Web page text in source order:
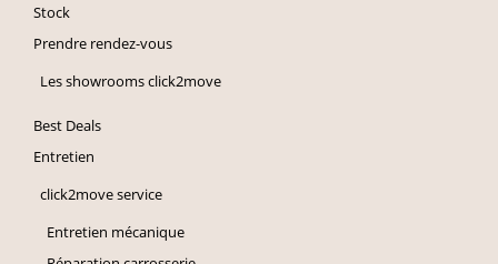
Stock
Prendre rendez-vous
Les showrooms click2move
Best Deals
Entretien
click2move service
Entretien mécanique